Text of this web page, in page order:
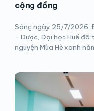
cộng đồng
Sáng ngày 25/7/2026,
- Dược, Đại học Huế đã
nguyện Mùa Hè xanh